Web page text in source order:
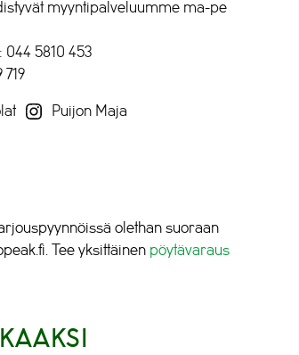
myyntipalveluumme ma-pe
5810 453
Puijon Maja
olethan suoraan
Tee yksittäinen pöytävaraus